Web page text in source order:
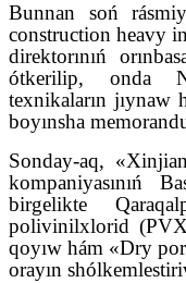
Bunnan soń
construction heavy
direktorınıń
ótkerilip, onda
texnikaların jıynaw
boyınsha
Sonday-aq,
kompaniyasınıń
birgelikte
polivinilxlorid
qoyıw hám «Dry
orayın